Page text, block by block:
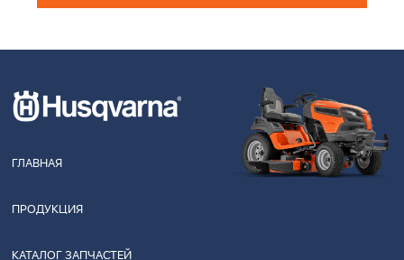
ГЛАВНАЯ
ПРОДУКЦИЯ
КАТАЛОГ ЗАПЧАСТЕЙ